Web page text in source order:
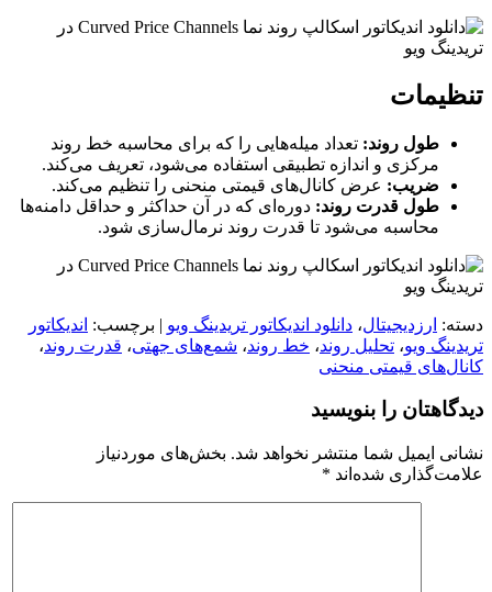
تنظیمات
طول روند: تعداد میله‌هایی را که برای محاسبه خط روند
مرکزی و اندازه تطبیقی استفاده می‌شود، تعریف می‌کند.
ضریب: عرض کانال‌های قیمتی منحنی را تنظیم می‌کند.
طول قدرت روند: دوره‌ای که در آن حداکثر و حداقل دامنه‌ها
محاسبه می‌شود تا قدرت روند نرمال‌سازی شود.
دسته: ارزدیجیتال، دانلود اندیکاتور تریدینگ ویو | برچسب: اندیکاتور
تریدینگ ویو، تحلیل روند، خط روند، شمع‌های جهتی، قدرت روند،
کانال‌های قیمتی منحنی
دیدگاهتان را بنویسید
نشانی ایمیل شما منتشر نخواهد شد. بخش‌های موردنیاز
علامت‌گذاری شده‌اند *